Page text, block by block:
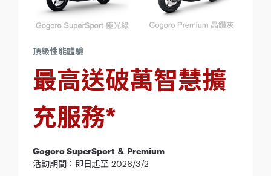
頂級性能體驗
最高送破萬智慧擴
充服務*
Gogoro SuperSport ＆ Premium
活動期間：即日起至 2026/3/2